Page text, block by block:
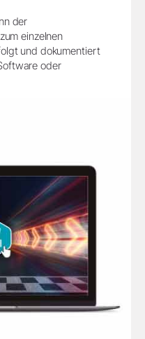
der
einzelnen
und dokumentiert
oder